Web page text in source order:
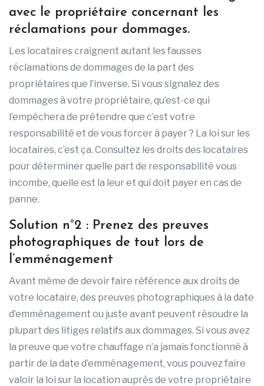
avec le propriétaire concernant les
réclamations pour dommages.
Les locataires craignent autant les fausses
réclamations de dommages de la part des
propriétaires que l’inverse. Si vous signalez des
dommages à votre propriétaire, qu’est-ce qui
l’empêchera de prétendre que c’est votre
responsabilité et de vous forcer à payer ? La loi sur les
locataires, c’est ça. Consultez les droits des locataires
pour déterminer quelle part de responsabilité vous
incombe, quelle est la leur et qui doit payer en cas de
panne.
Solution n°2 : Prenez des preuves
photographiques de tout lors de
l’emménagement
Avant même de devoir faire référence aux droits de
votre locataire, des preuves photographiques à la date
d’emménagement ou juste avant peuvent résoudre la
plupart des litiges relatifs aux dommages. Si vous avez
la preuve que votre chauffage n’a jamais fonctionné à
partir de la date d’emménagement, vous pouvez faire
valoir la loi sur la location auprès de votre propriétaire